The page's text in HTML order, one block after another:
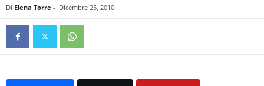
Di Elena Torre - Dicembre 25, 2010